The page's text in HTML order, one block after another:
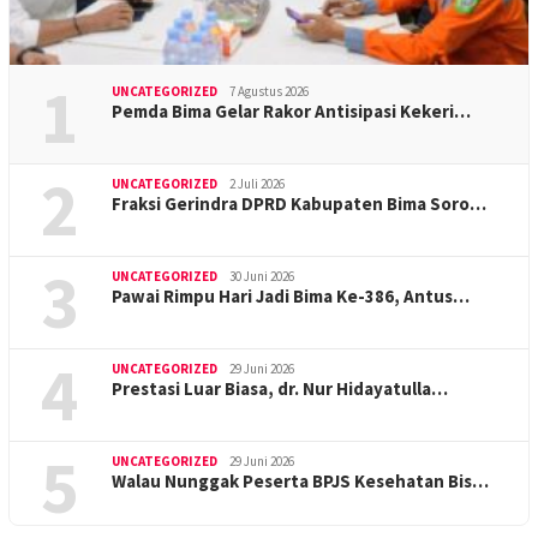
1 UNCATEGORIZED 7 Agustus 2026
Pemda Bima Gelar Rakor Antisipasi Kekeri…
2 UNCATEGORIZED 2 Juli 2026
Fraksi Gerindra DPRD Kabupaten Bima Soro…
3 UNCATEGORIZED 30 Juni 2026
Pawai Rimpu Hari Jadi Bima Ke-386, Antus…
4 UNCATEGORIZED 29 Juni 2026
Prestasi Luar Biasa, dr. Nur Hidayatulla…
5 UNCATEGORIZED 29 Juni 2026
Walau Nunggak Peserta BPJS Kesehatan Bis…